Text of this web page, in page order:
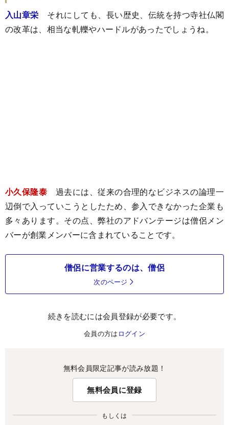
入山章栄 それにしても、長い歴史、伝統を持つ寺社仏閣
の改革は、相当な軋轢やハードルがあったでしょうね。
小久保隆泰 過去には、従来の合理的なビジネスの論理一
辺倒で入っていこうとしたため、参入できなかった企業も
多々あります。その点、弊社のアドバンテージは僧侶メン
バーが創業メンバーに含まれていることです。
僧侶に営業するのは、僧侶
次のページ
続きを読むには会員登録が必要です。
会員の方は ログイン
無料会員限定記事が読み放題！
無料会員に登録
もしくは